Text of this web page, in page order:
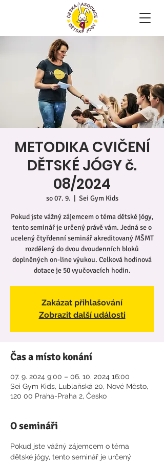
METODIKA CVIČENÍ
DĚTSKÉ JÓGY č.
08/2024
so 07. 9. Sei Gym Kids
Pokud jste vážný zájemcem o téma dětské jógy,
tento seminář je určený právě vám. Jedná se o
ucelený čtyřdenní seminář akreditovaný MŠMT
rozdělený do dvou dvoudenních bloků
doplněných on-line výukou. Celková hodinová
dotace je 50 vyučovacích hodin.
Zakázat přihlašování
Zobrazit další události
Čas a místo konání
07. 9. 2024 9:00 – 06. 10. 2024 16:00
Sei Gym Kids, Lublaňská 20, Nové Město,
120 00 Praha-Praha 2, Česko
O semináři
Pokud jste vážný zájemcem o téma
dětské jógy, tento seminář je určený